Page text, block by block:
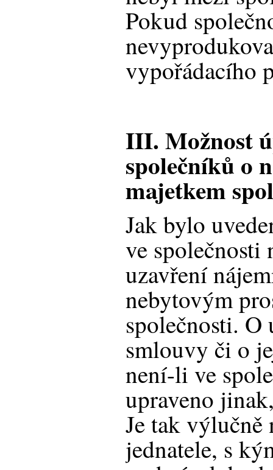
Pokud
vypořádacího
III. Možnost
společníků o
majetkem
Jak bylo
ve společnosti
uzavření
nebytovým
společnosti. O
smlouvy či o
není-li ve
upraveno
Je tak
jednatele, s